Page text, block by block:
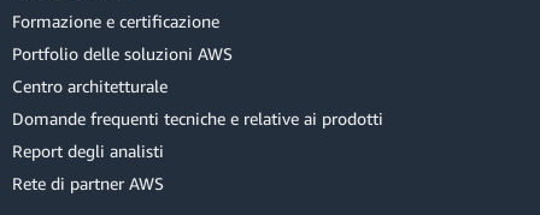
Formazione e certificazione
Portfolio delle soluzioni AWS
Centro architetturale
Domande frequenti tecniche e relative ai prodotti
Report degli analisti
Rete di partner AWS